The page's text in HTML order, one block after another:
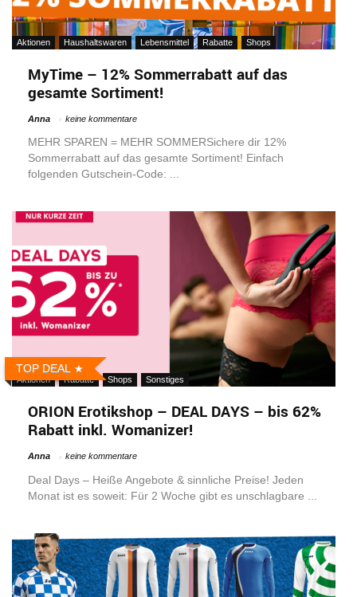
Aktionen Haushaltswaren Lebensmittel Rabatte Shops
MyTime – 12% Sommerrabatt auf das
gesamte Sortiment!
Anna keine kommentare
MEHR SPAREN = MEHR SOMMERSichere dir 12%
Sommerrabatt auf das gesamte Sortiment! Einfach
folgenden Gutschein-Code: ...
TOP DEAL
Aktionen Rabatte Shops Sonstiges
ORION Erotikshop – DEAL DAYS – bis 62%
Rabatt inkl. Womanizer!
Anna keine kommentare
Deal Days – Heiße Angebote & sinnliche Preise! Jeden
Monat ist es soweit: Für 2 Woche gibt es unschlagbare ...